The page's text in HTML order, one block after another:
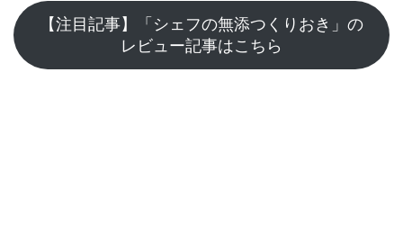
【注目記事】「シェフの無添つくりおき」の
レビュー記事はこちら